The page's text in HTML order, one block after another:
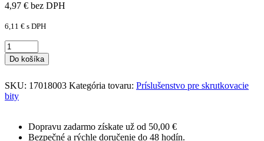
4,97 € bez DPH
6,11 € s DPH
Do košíka
SKU: 17018003 Kategória tovaru: Príslušenstvo pre skrutkovacie
bity
Dopravu zadarmo získate už od 50,00 €
Bezpečné a rýchle doručenie do 48 hodín.